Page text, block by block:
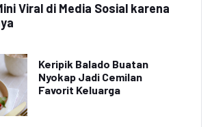
Viral di Media Sosial karena
Keripik Balado Buatan
Nyokap Jadi Cemilan
Favorit Keluarga